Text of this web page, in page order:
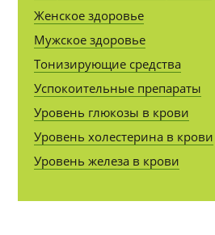
Женское здоровье
Мужское здоровье
Тонизирующие средства
Успокоительные препараты
Уровень глюкозы в крови
Уровень холестерина в крови
Уровень железа в крови